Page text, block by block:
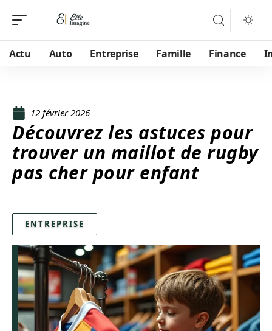
Actu Auto Entreprise Famille Finance
12 février 2026
Découvrez les astuces pour
trouver un maillot de rugby
pas cher pour enfant
ENTREPRISE